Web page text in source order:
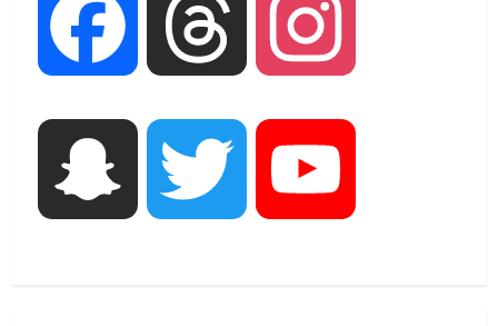
Facebook Threads
Snapchat Twitter
UTTARAKHAND NEWS
15 अगस्त तक ई-केवाईसी नहीं कराई तो गैस
आपूर्ति पर पड़ सकता है असर
UTTARAKHAND NEWS
धामी कैबिनेट ने लिए कई महत्वपूर्ण निर्णय, अब
सामान्य वर्ग के पशुपालकों को भी गाय एवं भैंस